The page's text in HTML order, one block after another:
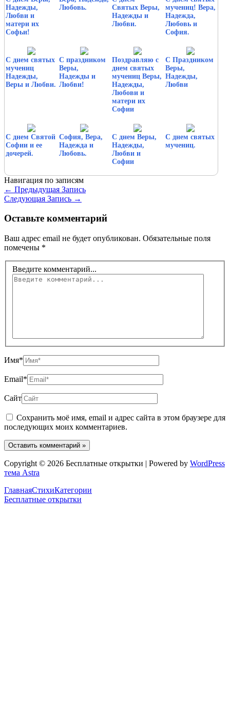
Надежды,
Любви и
матери их
Софьи!
Любовь.
Святых Веры,
Надежды и
Любви.
мучениц! Вера,
Надежда,
Любовь и
София.
С днем святых
мучениц
Надежды,
Веры и Любви.
С праздником
Веры,
Надежды и
Любви!
Поздравляю с
днем святых
мучениц Веры,
Надежды,
Любови и
матери их
Софии
С Праздником
Веры,
Надежды,
Любви
С днем Святой
Софии и ее
дочерей.
София, Вера,
Надежда и
Любовь.
С днем Веры,
Надежды,
Любви и
Софии
С днем святых
мучениц.
Навигация по записям
← Предыдущая Запись
Следующая Запись →
Оставьте комментарий
Ваш адрес email не будет опубликован. Обязательные поля
помечены *
Введите комментарий...
Имя*
Email*
Сайт
Сохранить моё имя, email и адрес сайта в этом браузере для
последующих моих комментариев.
Copyright © 2026 Бесплатные открытки | Powered by WordPress
тема Astra
ГлавнаяСтихиКатегории
Бесплатные открытки